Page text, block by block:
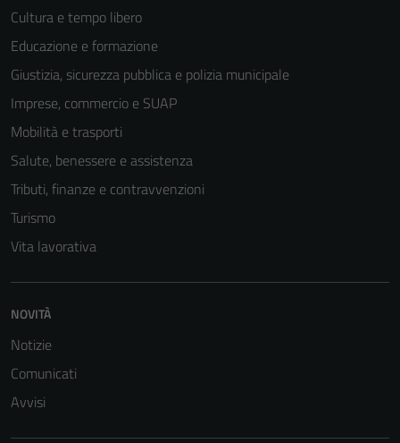
Cultura e tempo libero
Educazione e formazione
Giustizia, sicurezza pubblica e polizia municipale
Imprese, commercio e SUAP
Mobilità e trasporti
Salute, benessere e assistenza
Tributi, finanze e contravvenzioni
Turismo
Vita lavorativa
NOVITÀ
Notizie
Comunicati
Avvisi